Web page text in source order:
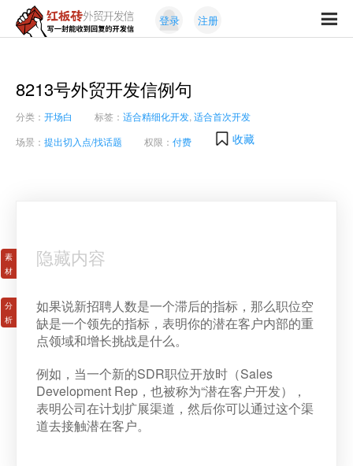
红
外
贸
开
发
信
封
能
收
到
登录 注册
8213号外贸开发信例句
分类： 开场白 标签： 适合精细化开发 适合首次开发
场景： 提出切入点/找话题 权限： 付费 收藏
隐藏内容
如果说新招聘人数是一个滞后的指标，那么职位空
缺是一个领先的指标，表明你的潜在客户内部的重
点领域和增长挑战是什么。
例如，当一个新的SDR职位开放时（Sales
Development Rep，也被称为“潜在客户开发），
表明公司在计划扩展渠道，然后你可以通过这个渠
道去接触潜在客户。